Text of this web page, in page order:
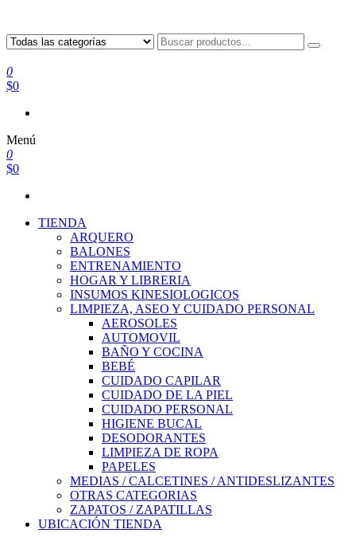
0
$0
Menú
0
$0
TIENDA
ARQUERO
BALONES
ENTRENAMIENTO
HOGAR Y LIBRERIA
INSUMOS KINESIOLOGICOS
LIMPIEZA, ASEO Y CUIDADO PERSONAL
AEROSOLES
AUTOMOVIL
BAÑO Y COCINA
BEBÉ
CUIDADO CAPILAR
CUIDADO DE LA PIEL
CUIDADO PERSONAL
HIGIENE BUCAL
DESODORANTES
LIMPIEZA DE ROPA
PAPELES
MEDIAS / CALCETINES / ANTIDESLIZANTES
OTRAS CATEGORIAS
ZAPATOS / ZAPATILLAS
UBICACIÓN TIENDA